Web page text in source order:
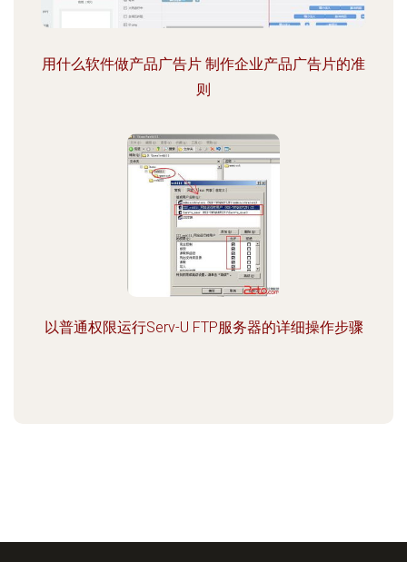
用什么软件做产品广告片 制作企业产品广告片的准
则
以普通权限运行Serv-U FTP服务器的详细操作步骤